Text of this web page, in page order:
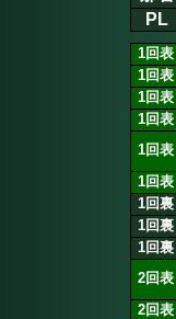
PL
1回表
1回表
1回表
1回表
1回表
1回表
1回裏
1回裏
1回裏
2回表
2回表